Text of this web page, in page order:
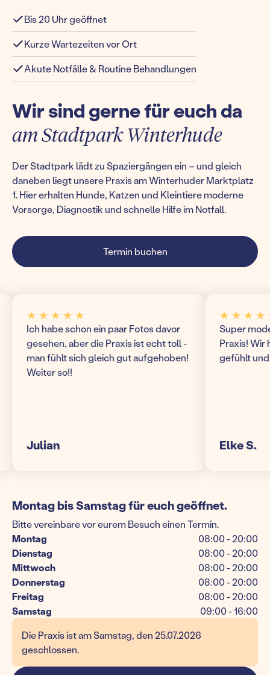
Bis 20 Uhr geöffnet
Kurze Wartezeiten vor Ort
Akute Notfälle & Routine Behandlungen
Wir sind gerne für euch da
am Stadtpark Winterhude
Der Stadtpark lädt zu Spaziergängen ein – und gleich
daneben liegt unsere Praxis am Winterhuder Marktplatz
1. Hier erhalten Hunde, Katzen und Kleintiere moderne
Vorsorge, Diagnostik und schnelle Hilfe im Notfall.
Termin buchen
★ ★ ★ ★
habe schon ein paar Fotos davor
aber die Praxis ist echt toll -
fühlt sich gleich gut aufgehoben!
so!!
★ ★ ★ ★ ★
Super modern
Praxis! Wir haben
gefühlt und
Elke S.
Montag bis Samstag für euch geöffnet.
Bitte vereinbare vor eurem Besuch einen Termin.
Montag
08:00 - 20:00
Dienstag
08:00 - 20:00
Mittwoch
08:00 - 20:00
Donnerstag
08:00 - 20:00
Freitag
08:00 - 20:00
Samstag
09:00 - 16:00
Die Praxis ist am Samstag, den 25.07.2026
geschlossen.